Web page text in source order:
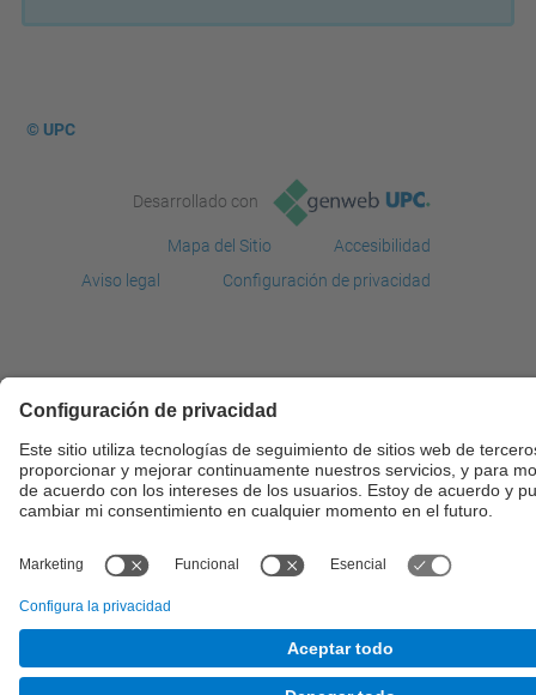
© UPC
Desarrollado con
Mapa del Sitio
Accesibilidad
Aviso legal
Configuración de privacidad